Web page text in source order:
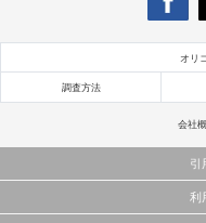
オリ
調査方法
会社
引
当サイトで公開されている情報（文字利